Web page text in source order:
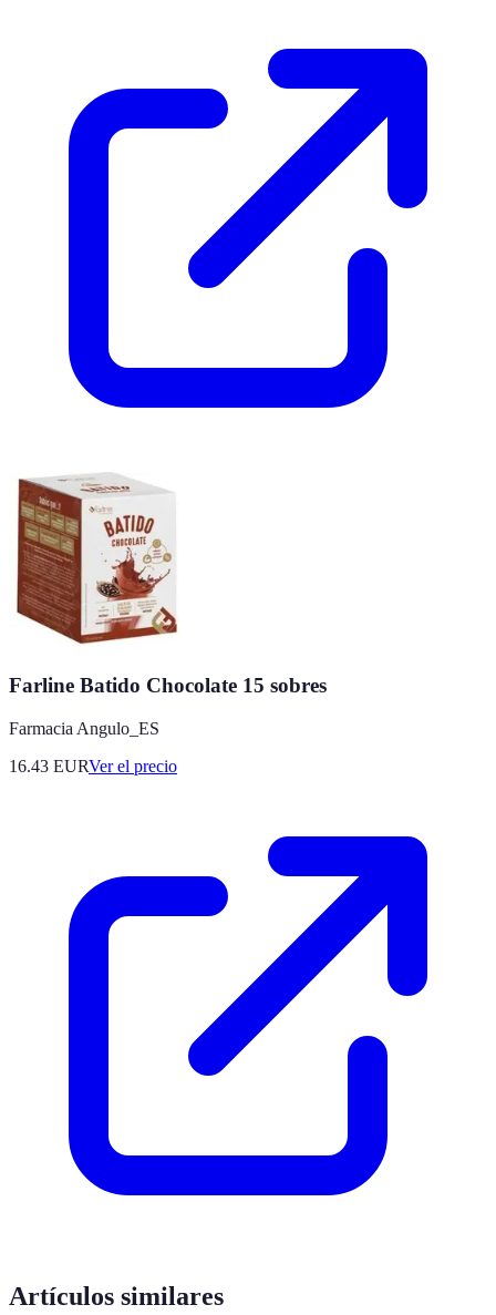
Farline Batido Chocolate 15 sobres
Farmacia Angulo_ES
16.43 EURVer el precio
Artículos similares